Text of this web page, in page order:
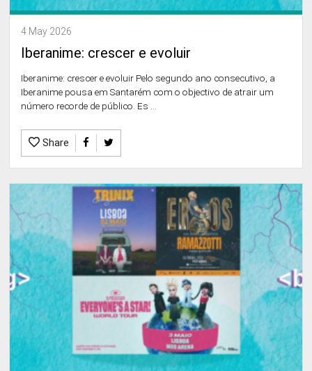
4 May 2026
Iberanime: crescer e evoluir
Iberanime: crescer e evoluir Pelo segundo ano consecutivo, a
Iberanime pousa em Santarém com o objectivo de atrair um
número recorde de público. Es ...
Share